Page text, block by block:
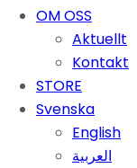
OM OSS
Aktuellt
Kontakt
STORE
Svenska
English
العربية